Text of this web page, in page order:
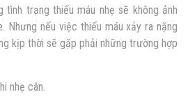
tình trạng thiếu máu nhẹ sẽ không ảnh
Nhưng nếu việc thiếu máu xảy ra nặng
kịp thời sẽ gặp phải những trường hợp
nhẹ cân.